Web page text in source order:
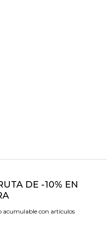
DE -10% EN
acumulable con artículos